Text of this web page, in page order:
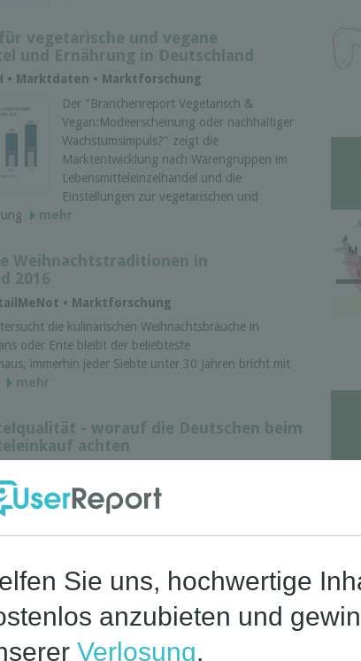
vegetarische und vegane
und Ernährung in Deutschland
• Marktdaten • Marktforschung
Der "Branchenreport Vegetarisch &
Vegan:Modeerscheinung oder nachhaltiger
Wachstumsimpuls?" zeigt die
Marktentwicklung nach Warengruppen im
Lebensmitteleinzelhandel und die
Einstellungen zur vegetarischen und
mehr
Weihnachtstraditionen in
2016
• Marktforschung
die kulinarischen Weihnachtsbräuche in
oder Ente bleibt der beliebteste
immerhin jeder Siebte unter 30 Jahren bricht mit
mehr
- worauf die Deutschen beim
achten
Die Umfrage zum Thema
Lebensmittelqualität zeigt einen neuen
wichtiger als der Preis. Für ein Drittel ...
mehr
und gesellschaftliche
Smart Farming